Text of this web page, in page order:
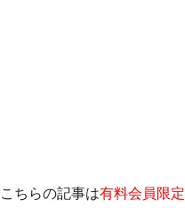
こちらの記事は有料会員限定